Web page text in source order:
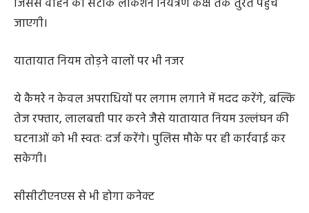
पुल-पुलियों पर छह से आठ कैमरे होंगे, जबकि छोटे स्थानों पर दो से
चार कैमरे पर्याप्त माने गए हैं। हर कैमरा जीपीएस से जुड़ा होगा
जिससे वाहन की सटीक लोकेशन नियंत्रण कक्ष तक तुरंत पहुंच
यातायात नियम तोड़ने वालों पर भी नजर
ये कैमरे न केवल अपराधियों पर लगाम लगाने में मदद करेंगे, बल्कि
तेज रफ्तार, लालबत्ती पार करने जैसे यातायात नियम उल्लंघन की
घटनाओं को भी स्वतः दर्ज करेंगे। पुलिस मौके पर ही कार्रवाई कर